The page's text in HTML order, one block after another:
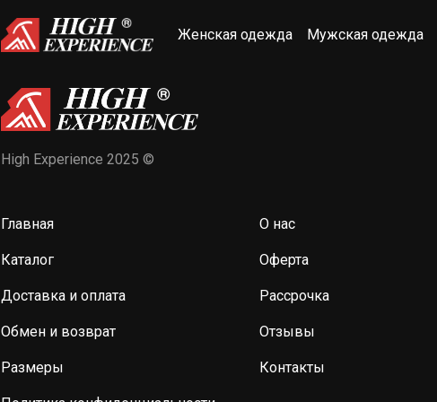
Женская одежда Мужская одежда
High Experience 2025 ©
Главная
Каталог
Доставка и оплата
Обмен и возврат
Размеры
О нас
Оферта
Рассрочка
Отзывы
Контакты